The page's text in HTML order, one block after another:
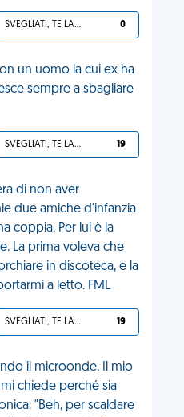
SVEGLIATI, TE LA SEI CERCATA! 0
un uomo la cui ex ha
sempre a sbagliare
SVEGLIATI, TE LA SEI CERCATA! 19
di non aver
due amiche d'infanzia
coppia. Per lui è la
La prima voleva che
in discoteca, e la
a letto. FML
SVEGLIATI, TE LA SEI CERCATA! 19
il microonde. Il mio
chiede perché sia
"Beh, per scaldare